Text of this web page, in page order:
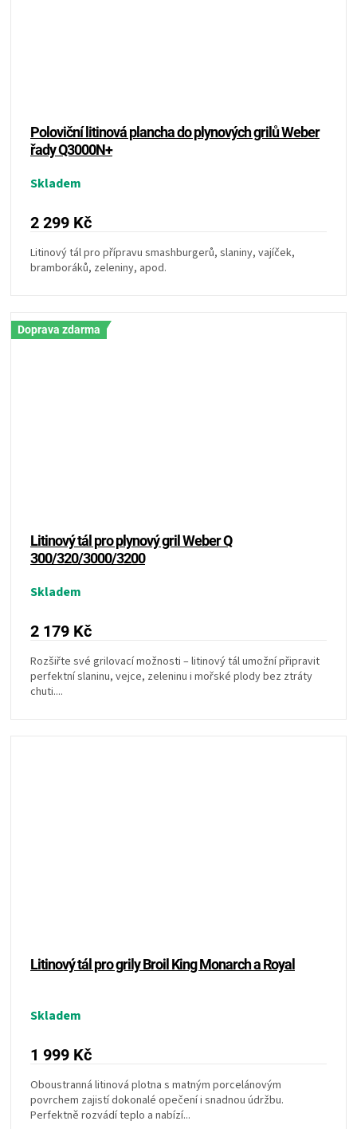
Poloviční litinová plancha do plynových grilů Weber
řady Q3000N+
Skladem
2 299 Kč
Litinový tál pro přípravu smashburgerů, slaniny, vajíček,
bramboráků, zeleniny, apod.
Doprava zdarma
Litinový tál pro plynový gril Weber Q
300/320/3000/3200
Skladem
2 179 Kč
Rozšiřte své grilovací možnosti – litinový tál umožní připravit
perfektní slaninu, vejce, zeleninu i mořské plody bez ztráty
chuti....
Litinový tál pro grily Broil King Monarch a Royal
Skladem
1 999 Kč
Oboustranná litinová plotna s matným porcelánovým
povrchem zajistí dokonalé opečení i snadnou údržbu.
Perfektně rozvádí teplo a nabízí...